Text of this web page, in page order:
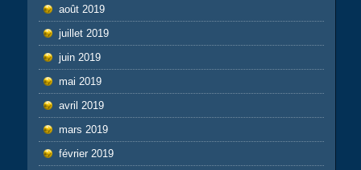
août 2019
juillet 2019
juin 2019
mai 2019
avril 2019
mars 2019
février 2019